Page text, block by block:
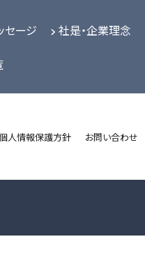
セージ 社是・企業理念
人情報保護方針 お問い合わせ